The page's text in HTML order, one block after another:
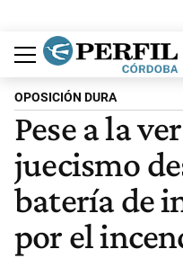
Política
Economía
Judiciales
Sociedad
Cultura
Espectáculos
Deportes
Protagonistas
OPOSICIÓN DURA
Pese a la
juecismo
batería de
por el